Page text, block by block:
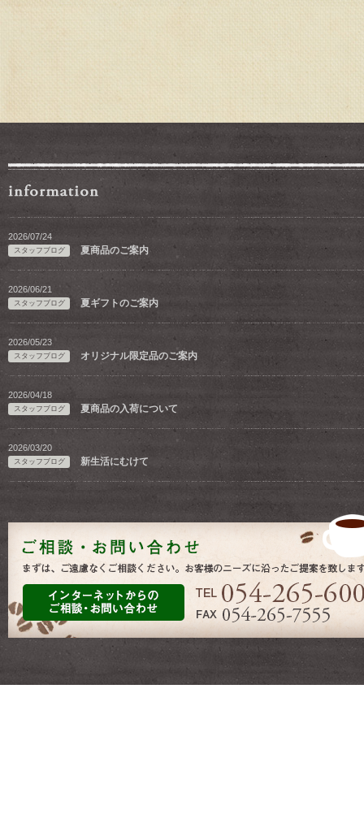
2026/07/24
スタッフブログ 夏商品のご案内
2026/06/21
スタッフブログ 夏ギフトのご案内
2026/05/23
スタッフブログ オリジナル限定品のご案内
2026/04/18
スタッフブログ 夏商品の入荷について
2026/03/20
スタッフブログ 新生活にむけて